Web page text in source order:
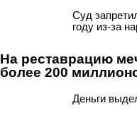
Суд
году из-за
На реставрацию
более 200
Деньги